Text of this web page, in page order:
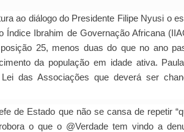
ao diálogo do Presidente Filipe Nyusi o
Ibrahim de Governação Africana
25, menos duas do que no ano
da população em idade ativa.
das Associações que deverá ser
de Estado que não se cansa de repetir
o que o @Verdade tem vindo a